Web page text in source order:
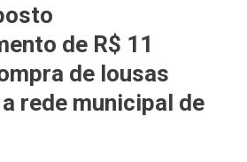
de R$ 11
de lousas
rede municipal de